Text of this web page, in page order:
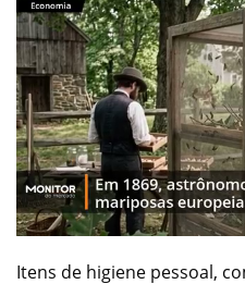
Itens de higiene pessoal,